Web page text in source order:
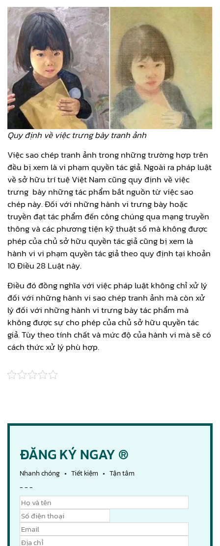
Quy định về việc trưng bày tranh ảnh
Việc sao chép tranh ảnh trong những trường hợp trên
đều bị xem là vi phạm quyền tác giả. Ngoài ra pháp luật
về sở hữu trí tuệ Việt Nam cũng quy định về việc
trưng bày những tác phẩm bắt nguồn từ việc sao
chép này. Đối với những hành vi trưng bày hoặc
truyền đạt tác phẩm đến công chúng qua mạng truyền
thông và các phương tiện kỹ thuật số mà không được
phép của chủ sở hữu quyền tác giả cũng bị xem là
hành vi vi phạm quyền tác giả theo quy định tại khoản
10 Điều 28 Luật này.
Điều đó đồng nghĩa với việc pháp luật không chỉ xử lý
đối với những hành vi sao chép tranh ảnh mà còn xử
lý đối với những hành vi trưng bày tác phẩm mà
không được sự cho phép của chủ sở hữu quyền tác
giả. Tùy theo tính chất và mức độ của hành vi mà sẽ có
cách thức xử lý phù hợp.
ĐĂNG KÝ NGAY ®
Nhanh chóng • Tiết kiệm • Tận tâm
- - -